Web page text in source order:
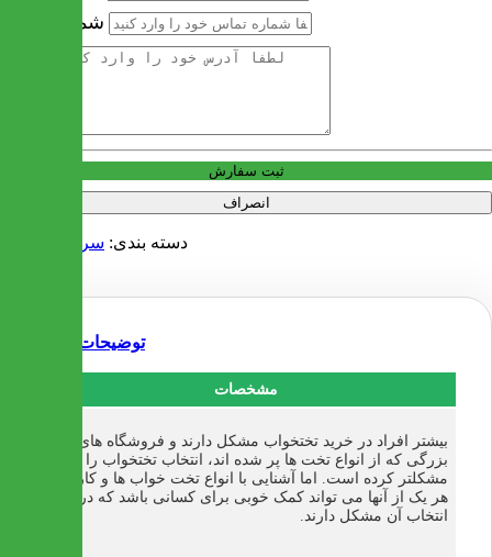
شماره تماس
ثبت سفارش
انصراف
دسته بندی: سرویس خواب
توضیحات
مشخصات
بیشتر افراد در خرید تختخواب مشکل دارند و فروشگاه های
بزرگی که از انواع تخت ها پر شده اند، انتخاب تختخواب را
مشکلتر کرده است. اما آشنایی با انواع تخت خواب ها و کاربرد
هر یک از آنها می تواند کمک خوبی برای کسانی باشد که در
انتخاب آن مشکل دارند.